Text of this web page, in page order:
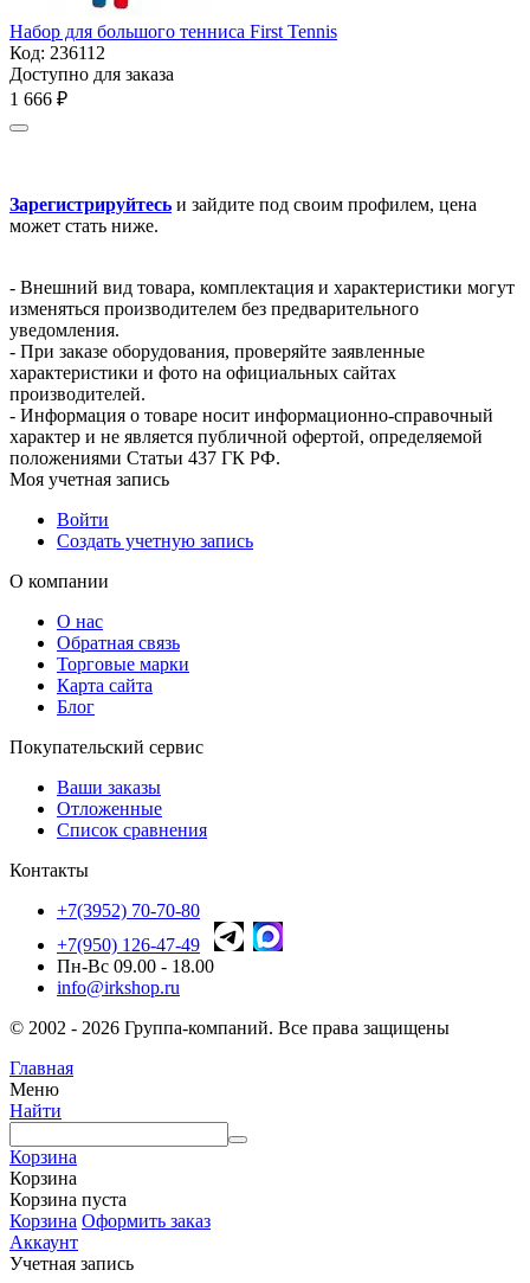
Набор для большого тенниса First Tennis
Код: 236112
Доступно для заказа
1 666 ₽
Зарегистрируйтесь и зайдите под своим профилем, цена
может стать ниже.
- Внешний вид товара, комплектация и характеристики могут
изменяться производителем без предварительного
уведомления.
- При заказе оборудования, проверяйте заявленные
характеристики и фото на официальных сайтах
производителей.
- Информация о товаре носит информационно-справочный
характер и не является публичной офертой, определяемой
положениями Статьи 437 ГК РФ.
Моя учетная запись
Войти
Создать учетную запись
О компании
О нас
Обратная связь
Торговые марки
Карта сайта
Блог
Покупательский сервис
Ваши заказы
Отложенные
Список сравнения
Контакты
+7(3952) 70-70-80
+7(950) 126-47-49
Пн-Вс 09.00 - 18.00
info@irkshop.ru
© 2002 - 2026 Группа-компаний. Все права защищены
Главная
Меню
Найти
Корзина
Корзина
Корзина пуста
Корзина Оформить заказ
Аккаунт
Учетная запись